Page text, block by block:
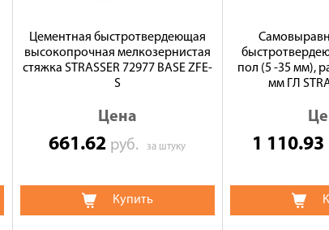
Цементная быстротвердеющая
высокопрочная мелкозернистая
стяжка STRASSER 72977 BASE ZFE-
S
Цена
661.62 руб.за штуку
Купить
пол (5 -35 мм),
мм ГЛ
1 110.93